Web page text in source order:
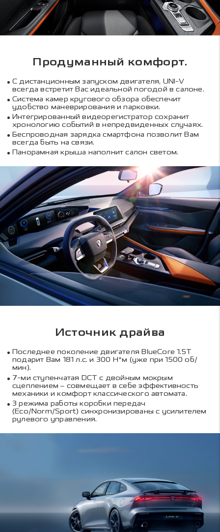
Продуманный комфорт.
С дистанционным запуском двигателя, UNI-V
всегда встретит Вас идеальной погодой в салоне.
Система камер кругового обзора обеспечит
удобство маневрирования и парковки.
Интегрированный видеорегистратор сохранит
хронологию событий в непредвиденных случаях.
Беспроводная зарядка смартфона позволит Вам
всегда быть на связи.
Панорамная крыша наполнит салон светом.
Источник драйва
Последнее поколение двигателя BlueCore 1.5T
подарит Вам 181 л.с. и 300 Н*м (уже при 1500 об/
мин).
7-ми ступенчатая DCT с двойным мокрым
сцеплением – совмещает в себе эффективность
механики и комфорт классического автомата.
3 режима работы коробки передач
(Eco/Norm/Sport) синхронизированы с усилителем
рулевого управления.